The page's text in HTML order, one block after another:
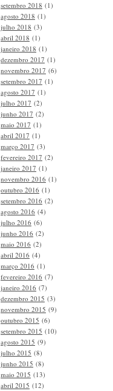
setembro 2018 (1)
agosto 2018 (1)
julho 2018 (3)
abril 2018 (1)
janeiro 2018 (1)
dezembro 2017 (1)
novembro 2017 (6)
setembro 2017 (1)
agosto 2017 (1)
julho 2017 (2)
junho 2017 (2)
maio 2017 (1)
abril 2017 (1)
março 2017 (3)
fevereiro 2017 (2)
janeiro 2017 (1)
novembro 2016 (1)
outubro 2016 (1)
setembro 2016 (2)
agosto 2016 (4)
julho 2016 (6)
junho 2016 (2)
maio 2016 (2)
abril 2016 (4)
março 2016 (1)
fevereiro 2016 (7)
janeiro 2016 (7)
dezembro 2015 (3)
novembro 2015 (9)
outubro 2015 (6)
setembro 2015 (10)
agosto 2015 (9)
julho 2015 (8)
junho 2015 (8)
maio 2015 (13)
abril 2015 (12)